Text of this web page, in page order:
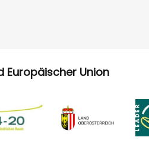
Europäischer Union